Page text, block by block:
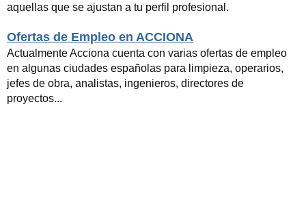
aquellas que se ajustan a tu perfil profesional.
Ofertas de Empleo en ACCIONA
Actualmente Acciona cuenta con varias ofertas de empleo
en algunas ciudades españolas para limpieza, operarios,
jefes de obra, analistas, ingenieros, directores de
proyectos...